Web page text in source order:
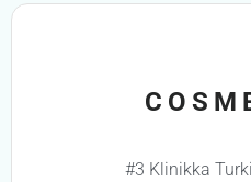
#3 Klinikka